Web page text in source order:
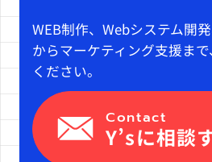
WEB制作、Webシステム開
からマーケティング支援ま
ください。
Contact
Y’sに相談